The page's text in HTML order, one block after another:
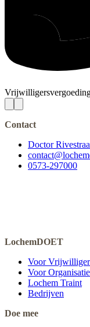
Contact
Doctor
0573-297000
LochemDOET
Voor
Voor
Lochem Traint
Bedrijven
Doe mee